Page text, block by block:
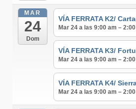
MAR
24
Dom
VÍA FERRATA K2/
Mar 24 a las 9:00 am –
VÍA FERRATA K3/
Mar 24 a las 9:00 am –
VÍA FERRATA K4/
Mar 24 a las 9:00 am –